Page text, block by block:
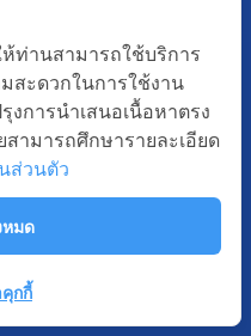
1200
02 123 1234
| Electronic Transactions
Agency
ท่านสามารถใช้บริการ
สะดวกในการใช้งาน
งการนำเสนอเนื้อหาตรง
ามารถศึกษารายละเอียด
ส่วนตัว
หมด
กกี้